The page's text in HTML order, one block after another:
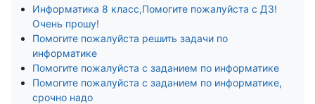
Информатика 8 класс,Помогите пожалуйста с ДЗ!
Очень прошу!
Помогите пожалуйста решить задачи по
информатике
Помогите пожалуйста с заданием по информатике
Помогите пожалуйста с заданием по информатике,
срочно надо